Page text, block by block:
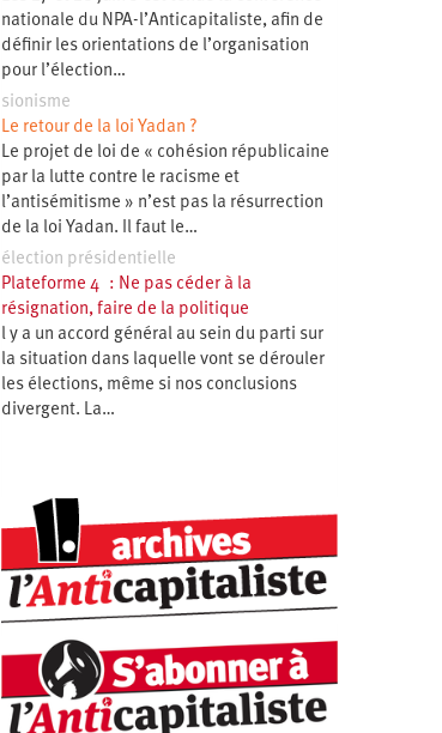
nationale du NPA-l’Anticapitaliste, afin de
définir les orientations de l’organisation
pour l’élection…
sionisme
Le retour de la loi Yadan ?
Le projet de loi de « cohésion républicaine
par la lutte contre le racisme et
l’antisémitisme » n’est pas la résurrection
de la loi Yadan. Il faut le…
élection présidentielle
Plateforme 4 : Ne pas céder à la
résignation, faire de la politique
l y a un accord général au sein du parti sur
la situation dans laquelle vont se dérouler
les élections, même si nos conclusions
divergent. La…